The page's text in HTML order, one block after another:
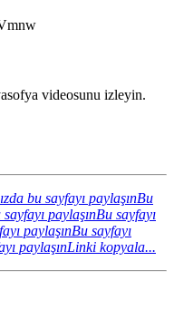
videosunu izleyin.
bu sayfayı paylaşınBu
paylaşınBu sayfayı
paylaşınBu sayfayı
paylaşınLinki kopyala...